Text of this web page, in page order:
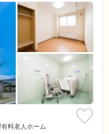
料老人ホーム